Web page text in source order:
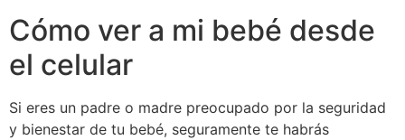
Cómo ver a mi bebé desde
el celular
Si eres un padre o madre preocupado por la seguridad
y bienestar de tu bebé, seguramente te habrás